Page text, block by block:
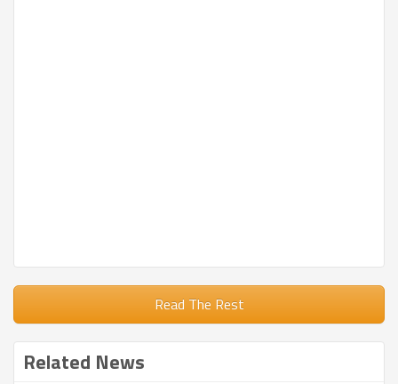
Read The Rest
Related News